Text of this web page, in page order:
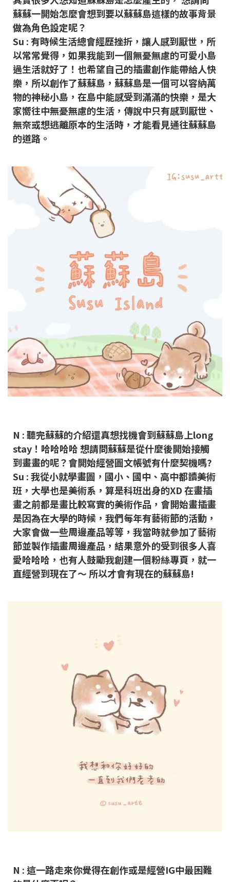
蘇蘇一開始怎麼會想到要以蘇蘇島這樣的故事背景
做為角色設定呢？
Su : 有時候生活總會經歷挫折，讓人感到厭世，所
以常常覺得，如果我能到一個無憂無慮的可愛小島
過生活就好了！也希望自己的插畫創作能帶給人快
樂，所以創作了蘇蘇島，蘇蘇島是一個可以容納萬
物的神秘小島，在島中能感受到滿滿的快樂，是大
家嚮往中無憂無慮的生活，傳說中只有感到厭世、
無奈或想逃離原本的生活時，才能看見通往蘇蘇島
的道路。
N : 聽完蘇蘇的介紹還真想找機會到蘇蘇島上long
stay！哈哈哈哈想請問蘇蘇是從什麼後開始接觸
到畫畫的呢？會開始經營圖文帳號有什麼契機嗎?
Su : 我從小就學畫圖，國小、國中、高中都讀美術
班，大學也是美術系，算是科班出身的XD 在畫插
畫之前都是畫比較寫實的美術作品，會開始畫插畫
是因為在大學的時候，我們每年有藝術節的活動，
大家會做一些周邊產品等等，我當時就參加了藝術
節並製作插畫周邊產品，結果意外的受到很多人喜
愛哈哈哈，也有人鼓勵我創建一個粉絲專頁，就一
直經營到現在了～ 所以才會有現在的蘇蘇島!
N :這一路走來你覺得在創作或是經營IG中最困難